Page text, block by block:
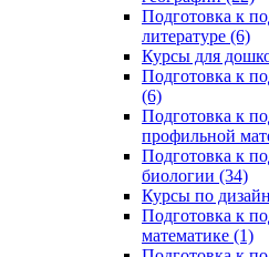
Подготовка к
литературе (6)
Курсы для
Подготовка к
(6)
Подготовка к
профильной
Подготовка к
биологии (34)
Курсы по
Подготовка к
математике (1)